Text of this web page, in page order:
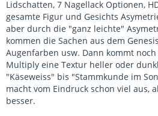
Lidschatten, 7 Nagellack Optionen,
gesamte Figur und Gesichts
aber durch die "ganz leichte"
kommen die Sachen aus dem
Augenfarben usw. Dann kommt
Multiply eine Textur heller oder
"Käseweiss" bis "Stammkunde im
macht vom Eindruck schon viel aus,
besser.